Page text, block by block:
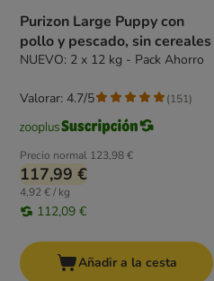
Purizon Large Puppy con
pollo y pescado, sin cereales
NUEVO: 2 x 12 kg - Pack Ahorro
Precio normal 123,98 €
117,99 €
4,92 € / kg
112,09 €
Valorar: 4.7/5 (151)
Añadir a la cesta